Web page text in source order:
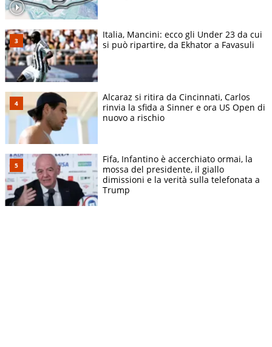
Italia, Mancini: ecco gli Under 23 da cui
si può ripartire, da Ekhator a Favasuli
Alcaraz si ritira da Cincinnati, Carlos
rinvia la sfida a Sinner e ora US Open di
nuovo a rischio
Fifa, Infantino è accerchiato ormai, la
mossa del presidente, il giallo
dimissioni e la verità sulla telefonata a
Trump